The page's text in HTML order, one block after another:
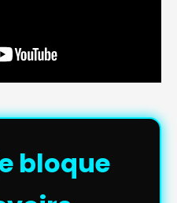
bloque